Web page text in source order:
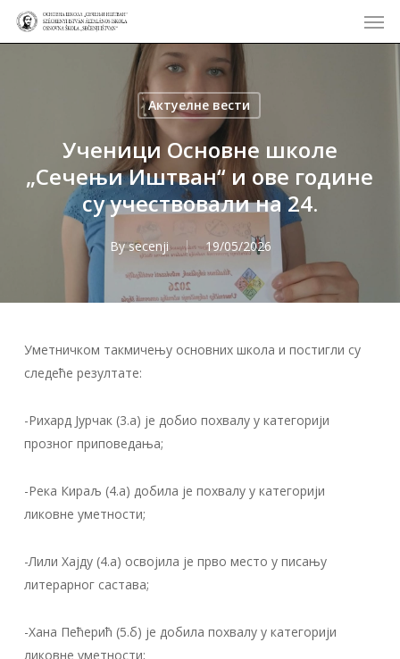
Skip
Актуелне вести
Ученици Основне школе
„Сечењи Иштван“ и ове године
су учествовали на 24.
By secenji 19/05/2026
Уметничком такмичењу основних школа и постигли су
следеће резултате:
-Рихард Јурчак (3.а) је добио похвалу у категорији
прозног приповедања;
-Река Кираљ (4.а) добила је похвалу у категорији
ликовне уметности;
-Лили Хајду (4.а) освојила је прво место у писању
литерарног састава;
-Хана Пећерић (5.б) је добила похвалу у категорији
ликовне уметности;